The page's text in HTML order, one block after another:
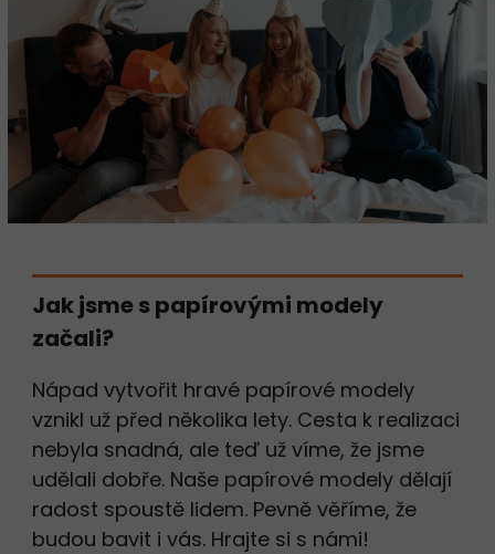
Jak jsme s papírovými modely
začali?
Nápad vytvořit hravé papírové modely
vznikl už před několika lety. Cesta k realizaci
nebyla snadná, ale teď už víme, že jsme
udělali dobře. Naše papírové modely dělají
radost spoustě lidem. Pevně věříme, že
budou bavit i vás. Hrajte si s námi!